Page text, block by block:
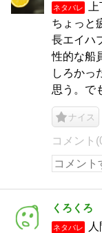
ネタバレ
ちょっと
長エイハ
性的な船
しろかっ
思う。で
ナイス
コメント
くろくろ
ネタバレ